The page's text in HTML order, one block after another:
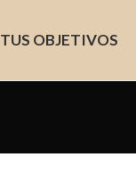
TUS OBJETIVOS